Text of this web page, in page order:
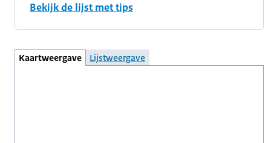
Bekijk de lijst met tips
Kaartweergave Lijstweergave